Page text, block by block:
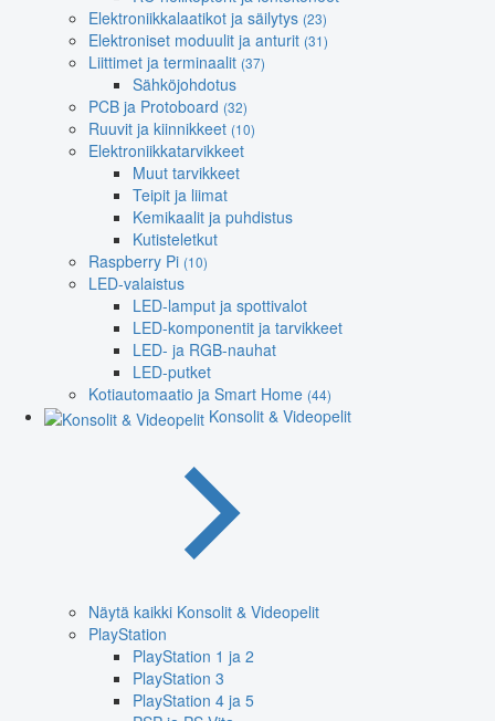
Elektroniikkalaatikot ja säilytys (23)
Elektroniset moduulit ja anturit (31)
Liittimet ja terminaalit (37)
Sähköjohdotus
PCB ja Protoboard (32)
Ruuvit ja kiinnikkeet (10)
Elektroniikkatarvikkeet
Muut tarvikkeet
Teipit ja liimat
Kemikaalit ja puhdistus
Kutisteletkut
Raspberry Pi (10)
LED-valaistus
LED-lamput ja spottivalot
LED-komponentit ja tarvikkeet
LED- ja RGB-nauhat
LED-putket
Kotiautomaatio ja Smart Home (44)
Konsolit & Videopelit
Näytä kaikki Konsolit & Videopelit
PlayStation
PlayStation 1 ja 2
PlayStation 3
PlayStation 4 ja 5